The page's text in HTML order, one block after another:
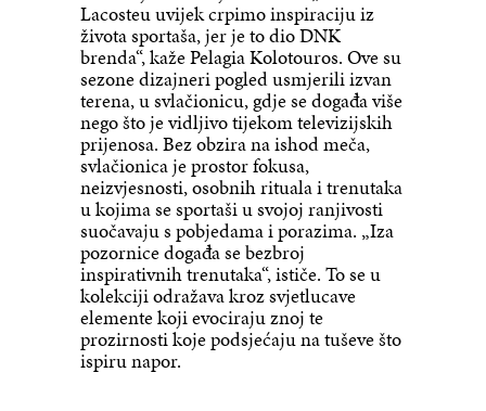
Lacosteu uvijek crpimo inspiraciju iz
života sportaša, jer je to dio DNK
brenda“, kaže Pelagia Kolotouros. Ove su
sezone dizajneri pogled usmjerili izvan
terena, u svlačionicu, gdje se događa više
nego što je vidljivo tijekom televizijskih
prijenosa. Bez obzira na ishod meča,
svlačionica je prostor fokusa,
neizvjesnosti, osobnih rituala i trenutaka
u kojima se sportaši u svojoj ranjivosti
suočavaju s pobjedama i porazima. „Iza
pozornice događa se bezbroj
inspirativnih trenutaka“, ističe. To se u
kolekciji odražava kroz svjetlucave
elemente koji evociraju znoj te
prozirnosti koje podsjećaju na tuševe što
ispiru napor.